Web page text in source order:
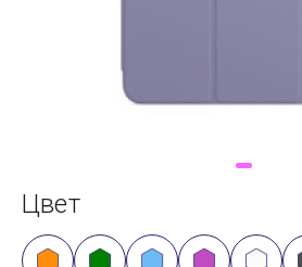
Trade-In
Цвет